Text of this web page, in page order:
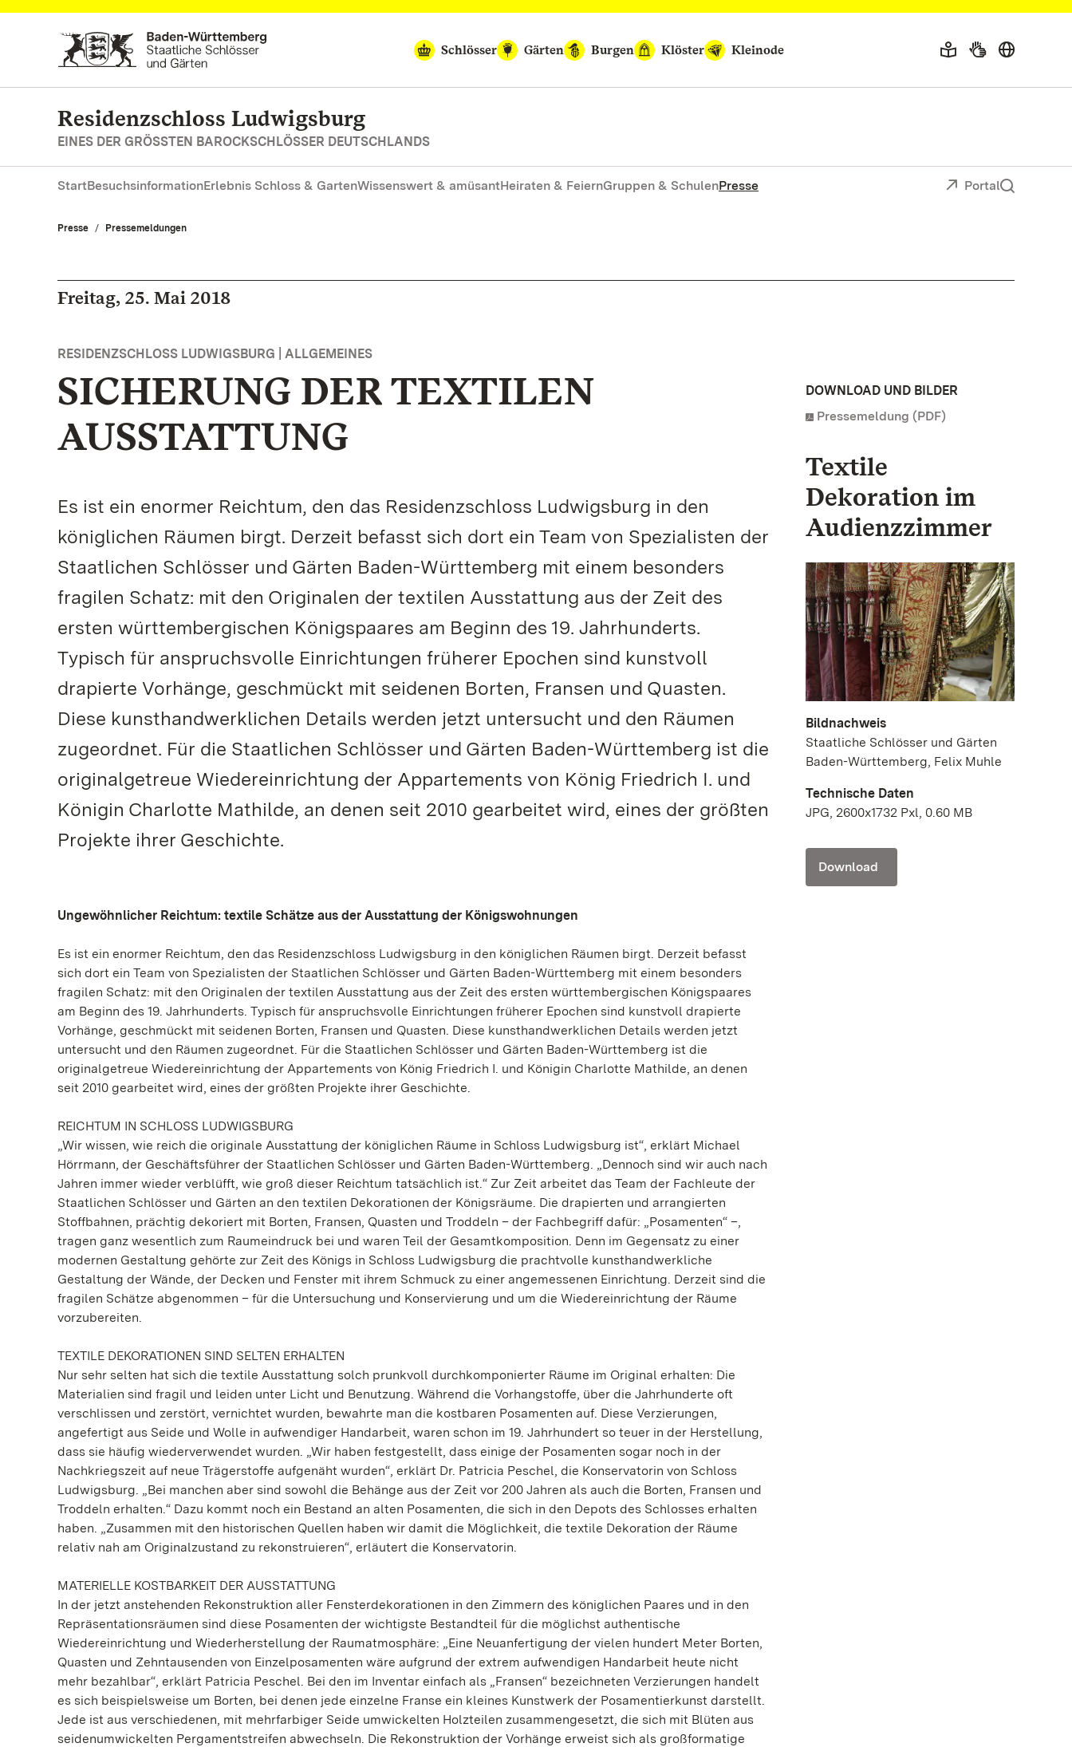
Zum Hauptinhalt springen
Schlösser
Gärten Burgen Klöster Kleinode
Residenzschloss Ludwigsburg
EINES DER GRÖSSTEN BAROCKSCHLÖSSER DEUTSCHLANDS
StartBesuchsinformationErlebnis Schloss & GartenWissenswert & amüsantHeiraten & FeiernGruppen & SchulenPresse Portal
Presse Pressemeldungen
Freitag, 25. Mai 2018
RESIDENZSCHLOSS LUDWIGSBURG | ALLGEMEINES
SICHERUNG DER TEXTILEN
AUSSTATTUNG
Es ist ein enormer Reichtum, den das Residenzschloss Ludwigsburg in den
königlichen Räumen birgt. Derzeit befasst sich dort ein Team von Spezialisten der
Staatlichen Schlösser und Gärten Baden-Württemberg mit einem besonders
fragilen Schatz: mit den Originalen der textilen Ausstattung aus der Zeit des
ersten württembergischen Königspaares am Beginn des 19. Jahrhunderts.
Typisch für anspruchsvolle Einrichtungen früherer Epochen sind kunstvoll
drapierte Vorhänge, geschmückt mit seidenen Borten, Fransen und Quasten.
Diese kunsthandwerklichen Details werden jetzt untersucht und den Räumen
zugeordnet. Für die Staatlichen Schlösser und Gärten Baden-Württemberg ist die
originalgetreue Wiedereinrichtung der Appartements von König Friedrich I. und
Königin Charlotte Mathilde, an denen seit 2010 gearbeitet wird, eines der größten
Projekte ihrer Geschichte.
Ungewöhnlicher Reichtum: textile Schätze aus der Ausstattung der Königswohnungen
Es ist ein enormer Reichtum, den das Residenzschloss Ludwigsburg in den königlichen Räumen birgt. Derzeit befasst
sich dort ein Team von Spezialisten der Staatlichen Schlösser und Gärten Baden-Württemberg mit einem besonders
fragilen Schatz: mit den Originalen der textilen Ausstattung aus der Zeit des ersten württembergischen Königspaares
am Beginn des 19. Jahrhunderts. Typisch für anspruchsvolle Einrichtungen früherer Epochen sind kunstvoll drapierte
Vorhänge, geschmückt mit seidenen Borten, Fransen und Quasten. Diese kunsthandwerklichen Details werden jetzt
untersucht und den Räumen zugeordnet. Für die Staatlichen Schlösser und Gärten Baden-Württemberg ist die
originalgetreue Wiedereinrichtung der Appartements von König Friedrich I. und Königin Charlotte Mathilde, an denen
seit 2010 gearbeitet wird, eines der größten Projekte ihrer Geschichte.
REICHTUM IN SCHLOSS LUDWIGSBURG
„Wir wissen, wie reich die originale Ausstattung der königlichen Räume in Schloss Ludwigsburg ist“, erklärt Michael
Hörrmann, der Geschäftsführer der Staatlichen Schlösser und Gärten Baden-Württemberg. „Dennoch sind wir auch nach
Jahren immer wieder verblüfft, wie groß dieser Reichtum tatsächlich ist.“ Zur Zeit arbeitet das Team der Fachleute der
Staatlichen Schlösser und Gärten an den textilen Dekorationen der Königsräume. Die drapierten und arrangierten
Stoffbahnen, prächtig dekoriert mit Borten, Fransen, Quasten und Troddeln – der Fachbegriff dafür: „Posamenten“ –,
tragen ganz wesentlich zum Raumeindruck bei und waren Teil der Gesamtkomposition. Denn im Gegensatz zu einer
modernen Gestaltung gehörte zur Zeit des Königs in Schloss Ludwigsburg die prachtvolle kunsthandwerkliche
Gestaltung der Wände, der Decken und Fenster mit ihrem Schmuck zu einer angemessenen Einrichtung. Derzeit sind die
fragilen Schätze abgenommen – für die Untersuchung und Konservierung und um die Wiedereinrichtung der Räume
vorzubereiten.
TEXTILE DEKORATIONEN SIND SELTEN ERHALTEN
Nur sehr selten hat sich die textile Ausstattung solch prunkvoll durchkomponierter Räume im Original erhalten: Die
Materialien sind fragil und leiden unter Licht und Benutzung. Während die Vorhangstoffe, über die Jahrhunderte oft
verschlissen und zerstört, vernichtet wurden, bewahrte man die kostbaren Posamenten auf. Diese Verzierungen,
angefertigt aus Seide und Wolle in aufwendiger Handarbeit, waren schon im 19. Jahrhundert so teuer in der Herstellung,
dass sie häufig wiederverwendet wurden. „Wir haben festgestellt, dass einige der Posamenten sogar noch in der
Nachkriegszeit auf neue Trägerstoffe aufgenäht wurden“, erklärt Dr. Patricia Peschel, die Konservatorin von Schloss
Ludwigsburg. „Bei manchen aber sind sowohl die Behänge aus der Zeit vor 200 Jahren als auch die Borten, Fransen und
Troddeln erhalten.“ Dazu kommt noch ein Bestand an alten Posamenten, die sich in den Depots des Schlosses erhalten
haben. „Zusammen mit den historischen Quellen haben wir damit die Möglichkeit, die textile Dekoration der Räume
relativ nah am Originalzustand zu rekonstruieren“, erläutert die Konservatorin.
MATERIELLE KOSTBARKEIT DER AUSSTATTUNG
In der jetzt anstehenden Rekonstruktion aller Fensterdekorationen in den Zimmern des königlichen Paares und in den
Repräsentationsräumen sind diese Posamenten der wichtigste Bestandteil für die möglichst authentische
Wiedereinrichtung und Wiederherstellung der Raumatmosphäre: „Eine Neuanfertigung der vielen hundert Meter Borten,
Quasten und Zehntausenden von Einzelposamenten wäre aufgrund der extrem aufwendigen Handarbeit heute nicht
mehr bezahlbar“, erklärt Patricia Peschel. Bei den im Inventar einfach als „Fransen“ bezeichneten Verzierungen handelt
es sich beispielsweise um Borten, bei denen jede einzelne Franse ein kleines Kunstwerk der Posamentierkunst darstellt.
Jede ist aus verschiedenen, mit mehrfarbiger Seide umwickelten Holzteilen zusammengesetzt, die sich mit Blüten aus
seidenumwickelten Pergamentstreifen abwechseln. Die Rekonstruktion der Vorhänge erweist sich als großformatige
DOWNLOAD UND BILDER
Pressemeldung (PDF)
Textile
Dekoration im
Audienzzimmer
Bildnachweis
Staatliche Schlösser und Gärten
Baden-Württemberg, Felix Muhle
Technische Daten
JPG, 2600x1732 Pxl, 0.60 MB
Download